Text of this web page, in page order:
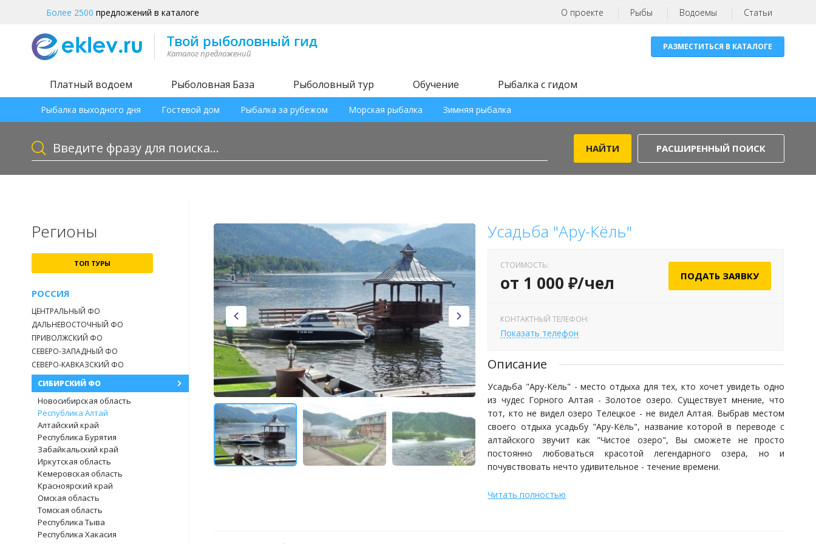
Более 2500 предложений в каталоге О проекте Рыбы Водоемы Статьи
РАЗМЕСТИТЬСЯ В КАТАЛОГЕ
Платный водоем Рыболовная База Рыболовный тур Обучение Рыбалка с гидом
Рыбалка выходного дня Гостевой дом Рыбалка за рубежом Морская рыбалка Зимняя рыбалка
РАСШИРЕННЫЙ ПОИСК
Регионы
ТОП ТУРЫ
РОССИЯ
ЦЕНТРАЛЬНЫЙ ФО
ДАЛЬНЕВОСТОЧНЫЙ ФО
ПРИВОЛЖСКИЙ ФО
СЕВЕРО-ЗАПАДНЫЙ ФО
СЕВЕРО-КАВКАЗСКИЙ ФО
СИБИРСКИЙ ФО
Новосибирская область
Республика Алтай
Алтайский край
Республика Бурятия
Забайкальский край
Иркутская область
Кемеровская область
Красноярский край
Омская область
Томская область
Республика Тыва
Республика Хакасия
Усадьба "Ару-Кёль"
СТОИМОСТЬ:
от 1 000 ₽/чел ПОДАТЬ ЗАЯВКУ
КОНТАКТНЫЙ ТЕЛЕФОН:
Показать телефон
Описание
Усадьба "Ару-Кёль" - место отдыха для тех, кто хочет увидеть одно
из чудес Горного Алтая - Золотое озеро. Существует мнение, что
тот, кто не видел озеро Телецкое - не видел Алтая. Выбрав местом
своего отдыха усадьбу "Ару-Кёль", название которой в переводе с
алтайского звучит как "Чистое озеро", Вы сможете не просто
постоянно любоваться красотой легендарного озера, но и
почувствовать нечто удивительное - течение времени.
Усадьба "Ару-Кёль" расположилась непосредственно на берегу озера
Читать полностью